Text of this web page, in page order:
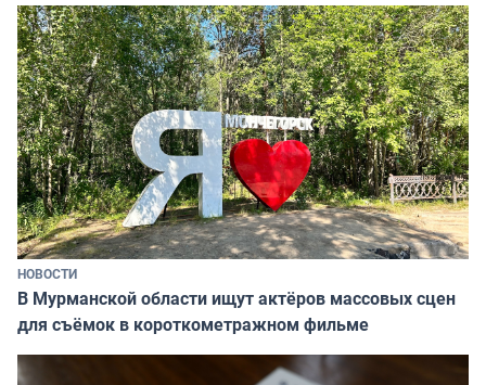
НОВОСТИ
В Мурманской области ищут актёров массовых сцен
для съёмок в короткометражном фильме